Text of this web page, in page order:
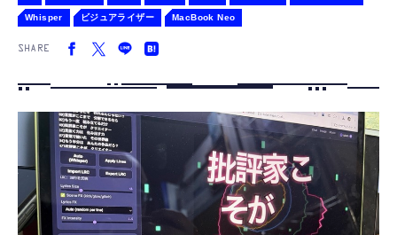
公式ストア
Whisper ビジュアライザー MacBook Neo
SHARE